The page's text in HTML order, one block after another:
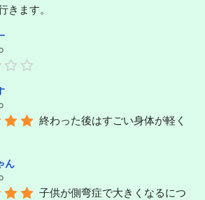
きます。
終わった後はすごい身体が軽く
ん
子供が側弯症で大きくなるにつ